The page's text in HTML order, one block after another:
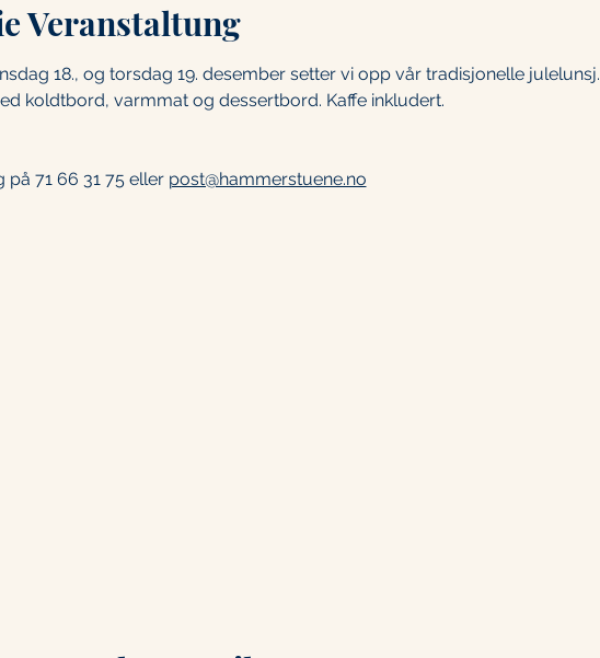
Veranstaltung
18., og torsdag 19. desember setter vi opp vår tradisjonelle julelunsj.
koldtbord, varmmat og dessertbord. Kaffe inkludert.
på 71 66 31 75 eller post@hammerstuene.no